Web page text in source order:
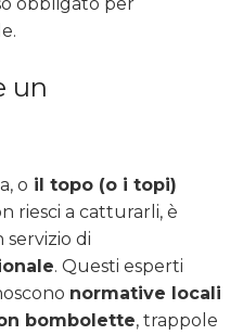
un
o il topo (o i topi)
riesci a catturarli, è
servizio di
. Questi esperti
normative locali
bombolette, trappole